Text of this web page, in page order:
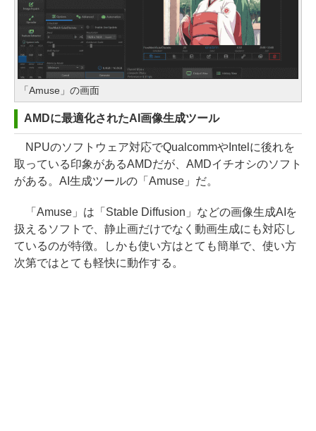
「Amuse」の画面
AMDに最適化されたAI画像生成ツール
NPUのソフトウェア対応でQualcommやIntelに後れを
取っている印象があるAMDだが、AMDイチオシのソフト
がある。AI生成ツールの「Amuse」だ。
「Amuse」は「Stable Diffusion」などの画像生成AIを
扱えるソフトで、静止画だけでなく動画生成にも対応し
ているのが特徴。しかも使い方はとても簡単で、使い方
次第ではとても軽快に動作する。